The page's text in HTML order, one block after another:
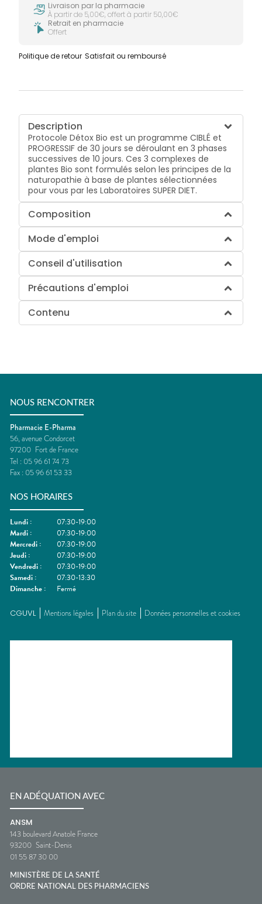
Livraison par la pharmacie
À partir de 5,00€, offert à partir 50,00€
Retrait en pharmacie
Offert
Politique de retour Satisfait ou remboursé
Description
Protocole Détox Bio est un programme CIBLÉ et
PROGRESSIF de 30 jours se déroulant en 3 phases
successives de 10 jours. Ces 3 complexes de
plantes Bio sont formulés selon les principes de la
naturopathie à base de plantes sélectionnées
pour vous par les Laboratoires SUPER DIET.
Composition
Mode d'emploi
Conseil d'utilisation
Précautions d'emploi
Contenu
NOUS RENCONTRER
Pharmacie E-Pharma
56, avenue Condorcet
97200 Fort de France
Tel : 05 96 61 74 73
Fax : 05 96 61 53 33
NOS HORAIRES
Lundi :
07:30-19:00
Mardi :
07:30-19:00
Mercredi :
07:30-19:00
Jeudi :
07:30-19:00
Vendredi :
07:30-19:00
Samedi :
07:30-13:30
Dimanche : Fermé
CGUVL Mentions légales Plan du site Données personnelles et cookies
EN ADÉQUATION AVEC
ANSM
143 boulevard Anatole France
93200 Saint-Denis
01 55 87 30 00
MINISTÈRE DE LA SANTÉ
ORDRE NATIONAL DES PHARMACIENS